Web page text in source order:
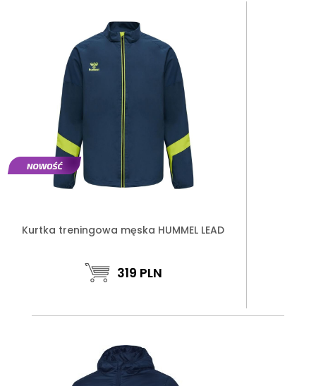
Kurtka treningowa męska HUMMEL LEAD
319 PLN